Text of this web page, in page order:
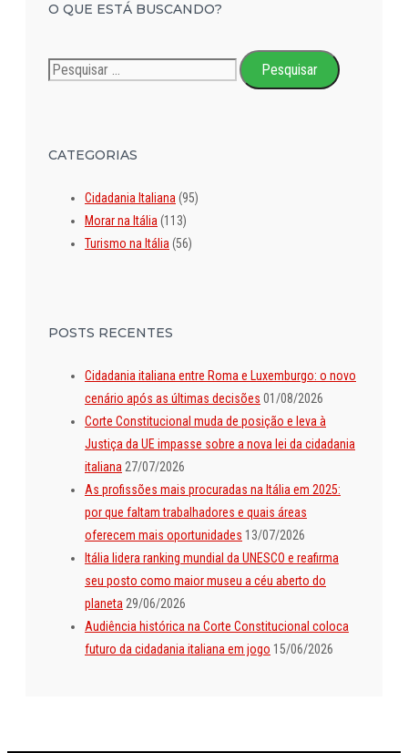
O QUE ESTÁ BUSCANDO?
por:
CATEGORIAS
Cidadania Italiana (95)
Morar na Itália (113)
Turismo na Itália (56)
POSTS RECENTES
Cidadania italiana entre Roma e Luxemburgo: o novo
cenário após as últimas decisões 01/08/2026
Corte Constitucional muda de posição e leva à
Justiça da UE impasse sobre a nova lei da cidadania
italiana27/07/2026
As profissões mais procuradas na Itália em 2025:
por que faltam trabalhadores e quais áreas
oferecem mais oportunidades 13/07/2026
Itália lidera ranking mundial da UNESCO e reafirma
seu posto como maior museu a céu aberto do
planeta29/06/2026
Audiência histórica na Corte Constitucional coloca
futuro da cidadania italiana em jogo 15/06/2026